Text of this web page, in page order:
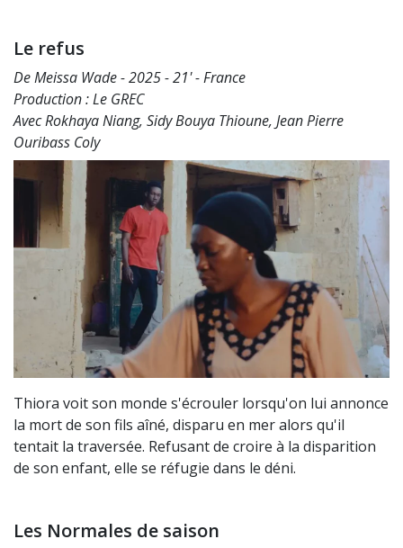
Le refus
De Meissa Wade - 2025 - 21' - France
Production : Le GREC
Avec Rokhaya Niang, Sidy Bouya Thioune, Jean Pierre
Ouribass Coly
Thiora voit son monde s'écrouler lorsqu'on lui annonce
la mort de son fils aîné, disparu en mer alors qu'il
tentait la traversée. Refusant de croire à la disparition
de son enfant, elle se réfugie dans le déni.
Les Normales de saison